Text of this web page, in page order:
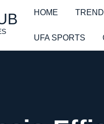
HOME
UFA SPORTS